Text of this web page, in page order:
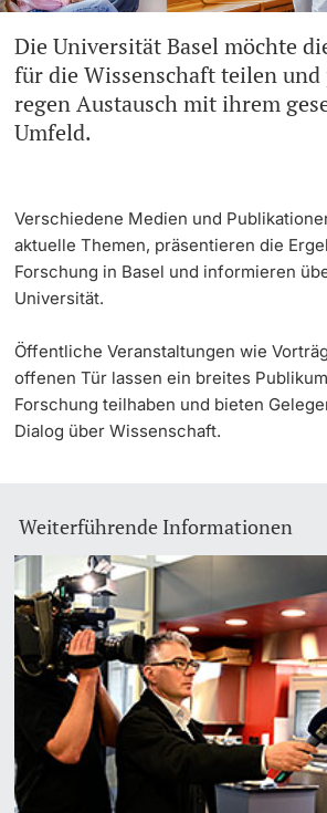
Doktorierende
weitere Informationen
Dozierende
weitere Informationen
Universität in den Medien
Veranstaltungskalender
UNI NOVA
Service für Medien
Ukraine
Weiterbildung
Universität
Die Universität Basel möchte
für die Wissenschaft teilen
regen Austausch mit ihrem
Umfeld.
Verschiedene Medien und
aktuelle Themen, präsentieren die
Forschung in Basel und informieren
Universität.
Öffentliche Veranstaltungen wie
offenen Tür lassen ein breites
Forschung teilhaben und bieten
Dialog über Wissenschaft.
Weiterführende Informationen